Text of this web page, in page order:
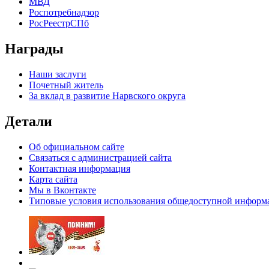
Роспотребнадзор
РосРеестрСПб
Награды
Наши заслуги
Почетный житель
За вклад в развитие Нарвского округа
Детали
Об официальном сайте
Связаться с администрацией сайта
Контактная информация
Карта сайта
Мы в Вконтакте
Типовые условия использования общедоступной